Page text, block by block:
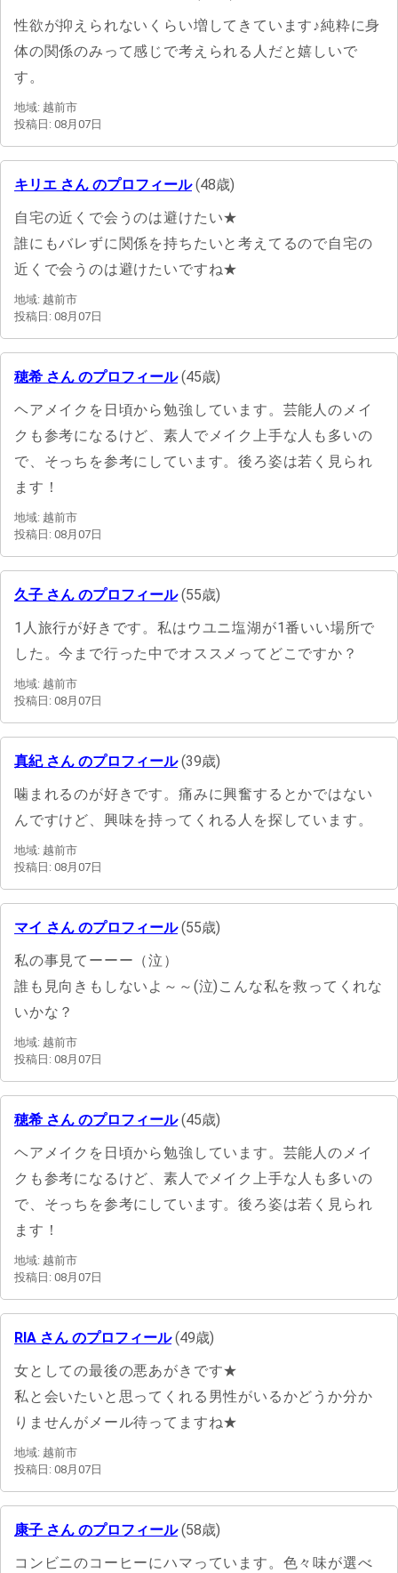
性欲が抑えられないくらい増してきています♪純粋に身
体の関係のみって感じで考えられる人だと嬉しいで
す。
地域: 越前市
投稿日: 08月07日
キリエ さん のプロフィール(48歳)
自宅の近くで会うのは避けたい★
誰にもバレずに関係を持ちたいと考えてるので自宅の
近くで会うのは避けたいですね★
地域: 越前市
投稿日: 08月07日
穂希 さん のプロフィール(45歳)
ヘアメイクを日頃から勉強しています。芸能人のメイ
クも参考になるけど、素人でメイク上手な人も多いの
で、そっちを参考にしています。後ろ姿は若く見られ
ます！
地域: 越前市
投稿日: 08月07日
久子 さん のプロフィール(55歳)
1人旅行が好きです。私はウユニ塩湖が1番いい場所で
した。今まで行った中でオススメってどこですか？
地域: 越前市
投稿日: 08月07日
真紀 さん のプロフィール(39歳)
噛まれるのが好きです。痛みに興奮するとかではない
んですけど、興味を持ってくれる人を探しています。
地域: 越前市
投稿日: 08月07日
マイ さん のプロフィール(55歳)
私の事見てーーー（泣）
誰も見向きもしないよ～～(泣)こんな私を救ってくれな
いかな？
地域: 越前市
投稿日: 08月07日
穂希 さん のプロフィール(45歳)
ヘアメイクを日頃から勉強しています。芸能人のメイ
クも参考になるけど、素人でメイク上手な人も多いの
で、そっちを参考にしています。後ろ姿は若く見られ
ます！
地域: 越前市
投稿日: 08月07日
RIA さん のプロフィール(49歳)
女としての最後の悪あがきです★
私と会いたいと思ってくれる男性がいるかどうか分か
りませんがメール待ってますね★
地域: 越前市
投稿日: 08月07日
康子 さん のプロフィール(58歳)
コンビニのコーヒーにハマっています。色々味が選べ